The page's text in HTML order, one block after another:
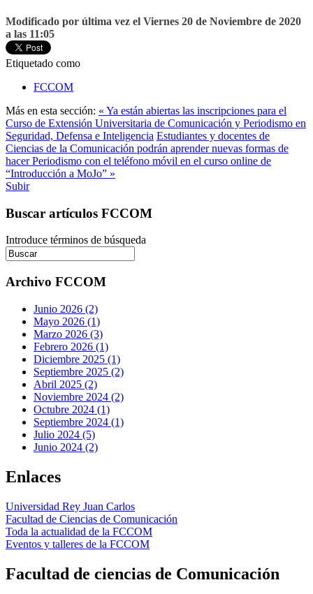
Modificado por última vez el Viernes 20 de Noviembre de 2020
a las 11:05
Etiquetado como
FCCOM
Más en esta sección: « Ya están abiertas las inscripciones para el
Curso de Extensión Universitaria de Comunicación y Periodismo en
Seguridad, Defensa e Inteligencia Estudiantes y docentes de
Ciencias de la Comunicación podrán aprender nuevas formas de
hacer Periodismo con el teléfono móvil en el curso online de
“Introducción a MoJo” »
Subir
Buscar artículos FCCOM
Introduce términos de búsqueda
Archivo FCCOM
Junio 2026 (2)
Mayo 2026 (1)
Marzo 2026 (3)
Febrero 2026 (1)
Diciembre 2025 (1)
Septiembre 2025 (2)
Abril 2025 (2)
Noviembre 2024 (2)
Octubre 2024 (1)
Septiembre 2024 (1)
Julio 2024 (5)
Junio 2024 (2)
Enlaces
Universidad Rey Juan Carlos
Facultad de Ciencias de Comunicación
Toda la actualidad de la FCCOM
Eventos y talleres de la FCCOM
Facultad de ciencias de Comunicación